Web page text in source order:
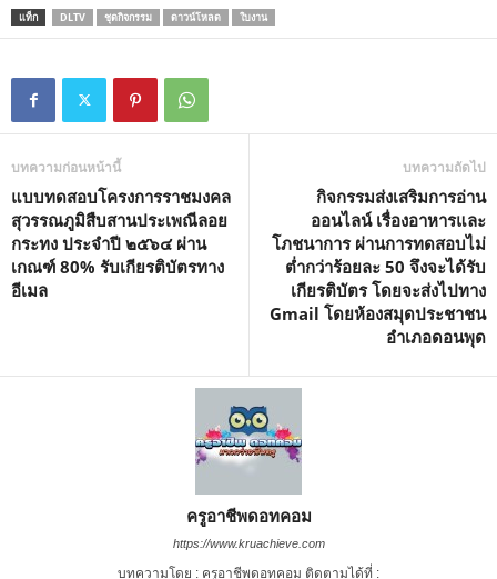
แท็ก DLTV ชุดกิจกรรม ดาวน์โหลด ใบงาน
บทความก่อนหน้านี้
แบบทดสอบโครงการราชมงคล
สุวรรณภูมิสืบสานประเพณีลอย
กระทง ประจำปี ๒๕๖๔ ผ่าน
เกณฑ์ 80% รับเกียรติบัตรทาง
อีเมล
บทความถัดไป
กิจกรรมส่งเสริมการอ่าน
ออนไลน์ เรื่องอาหารและ
โภชนาการ ผ่านการทดสอบไม่
ต่ำกว่าร้อยละ 50 จึงจะได้รับ
เกียรติบัตร โดยจะส่งไปทาง
Gmail โดยห้องสมุดประชาชน
อำเภอดอนพุด
ครูอาชีพดอทคอม
https://www.kruachieve.com
บทความโดย : ครูอาชีพดอทคอม ติดตามได้ที่ :